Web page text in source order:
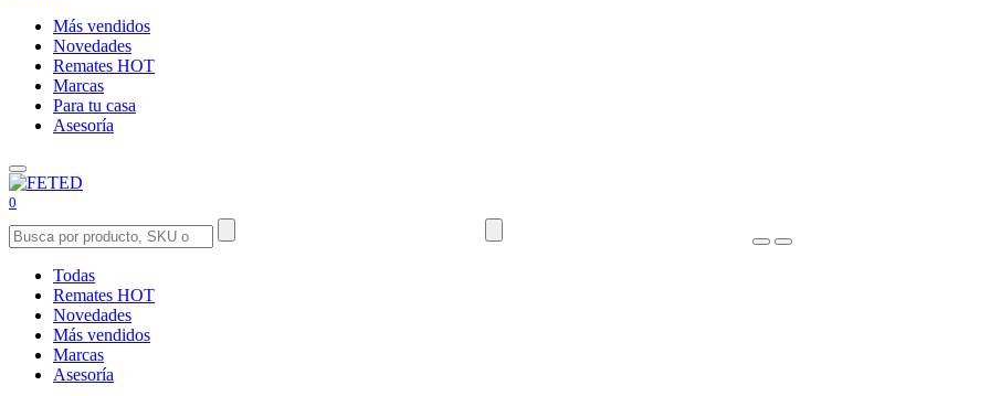
Más vendidos
Novedades
Remates HOT
Marcas
Para tu casa
Asesoría
0
Todas
Remates HOT
Novedades
Más vendidos
Marcas
Asesoría